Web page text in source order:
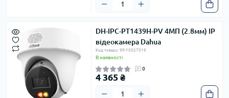
DH-IPC-PT1439H-PV 4МП (2.8мм) IP
відеокамера Dahua
Код товару: 99-10027019
В наявності
0
4 365 ₴